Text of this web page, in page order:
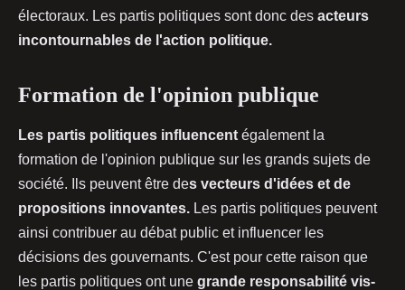
électoraux. Les partis politiques sont donc des acteurs
incontournables de l'action politique.
Formation de l'opinion publique
Les partis politiques influencent également la
formation de l'opinion publique sur les grands sujets de
société. Ils peuvent être des vecteurs d'idées et de
propositions innovantes. Les partis politiques peuvent
ainsi contribuer au débat public et influencer les
décisions des gouvernants. C'est pour cette raison que
les partis politiques ont une grande responsabilité vis-